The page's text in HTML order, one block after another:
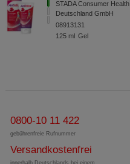
STADA Consumer Health
Deutschland GmbH
08913131
125 ml Gel
0800-10 11 422
gebührenfreie Rufnummer
Versandkostenfrei
innerhalb Deutschlands bei einem